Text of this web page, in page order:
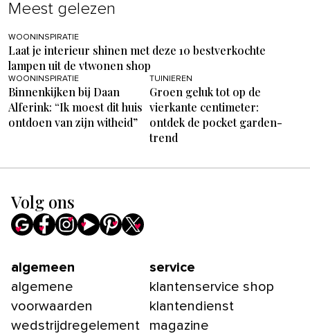
Meest gelezen
WOONINSPIRATIE
Laat je interieur shinen met deze 10 bestverkochte
lampen uit de vtwonen shop
WOONINSPIRATIE
Binnenkijken bij Daan
Alferink: “Ik moest dit huis
ontdoen van zijn witheid”
TUINIEREN
Groen geluk tot op de
vierkante centimeter:
ontdek de pocket garden-
trend
Volg ons
algemeen
algemene
voorwaarden
wedstrijdregelement
service
klantenservice shop
klantendienst
magazine